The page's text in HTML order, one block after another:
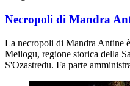
Necropoli di Mandra
La necropoli di Mandra Antine
Meilogu, regione storica della
S'Ozastredu. Fa parte